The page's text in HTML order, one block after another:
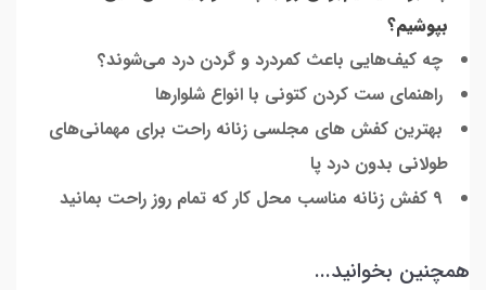
بپوشیم؟
چه کیف‌هایی باعث کمردرد و گردن درد می‌شوند؟
راهنمای ست کردن کتونی با انواع شلوارها
بهترین کفش های مجلسی زنانه راحت برای مهمانی‌های
طولانی بدون درد پا
همچنین بخوانید...